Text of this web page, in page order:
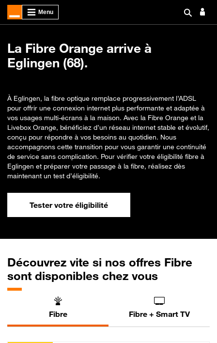
La Fibre Orange arrive à
Eglingen (68).
À Eglingen, la fibre optique remplace progressivement l’ADSL
pour offrir une connexion internet plus performante et adaptée à
vos usages multi-écrans à la maison. Avec la Fibre Orange et la
Livebox Orange, bénéficiez d’un réseau internet stable et évolutif,
conçu pour répondre à vos besoins au quotidien. Nous
accompagnons cette transition pour vous garantir une continuité
de service sans complication. Pour vérifier votre éligibilité fibre à
Eglingen et préparer votre passage à la fibre, réalisez dès
maintenant un test d’éligibilité.
Tester votre éligibilité
Découvrez vite si nos offres Fibre
sont disponibles chez vous
Fibre Fibre + Smart TV